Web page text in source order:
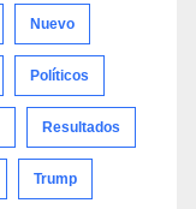
Nuevo
Políticos
Resultados
Trump